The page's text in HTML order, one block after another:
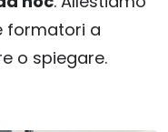
formatori a
o spiegare.